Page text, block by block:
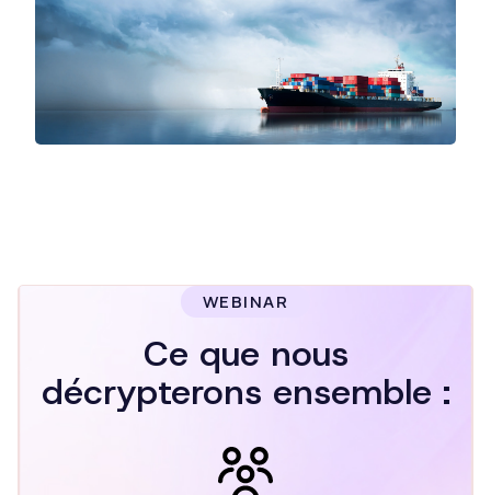
WEBINAR
Ce que nous
décrypterons ensemble :